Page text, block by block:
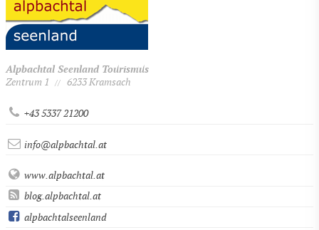
Alpbachtal Seenland Tourismus
Zentrum 1
// 6233 Kramsach
+43 5337 21200
info@alpbachtal.at
www.alpbachtal.at
blog.alpbachtal.at
alpbachtalseenland